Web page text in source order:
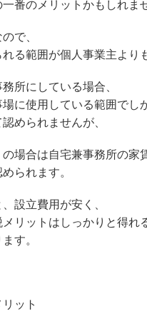
番のメリットかもしれま
で、
る範囲が個人事業主より
所にしている場合、
に使用している範囲でし
められませんが、
場合は自宅兼事務所の家
られます。
設立費用が安く、
リットはしっかりと得れ
す。
ット